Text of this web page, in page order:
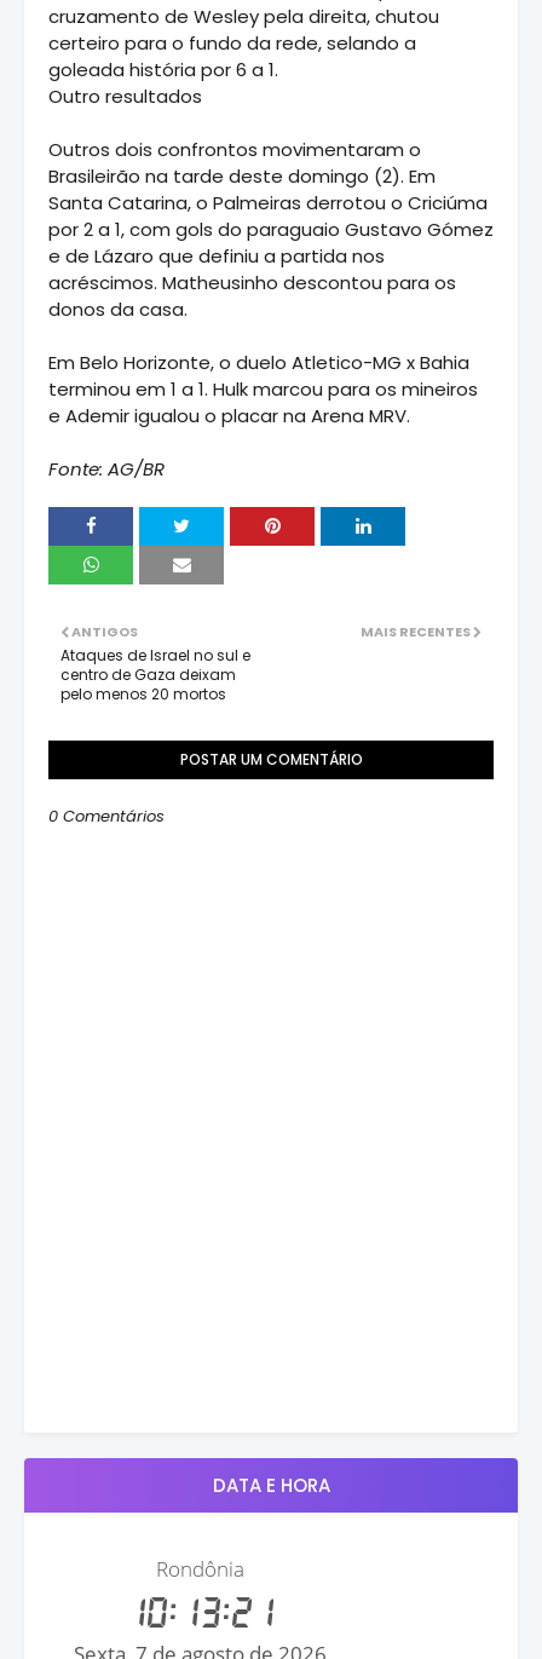
cruzamento de Wesley pela direita, chutou
certeiro para o fundo da rede, selando a
goleada história por 6 a 1.
Outro resultados
Outros dois confrontos movimentaram o
Brasileirão na tarde deste domingo (2). Em
Santa Catarina, o Palmeiras derrotou o Criciúma
por 2 a 1, com gols do paraguaio Gustavo Gómez
e de Lázaro que definiu a partida nos
acréscimos. Matheusinho descontou para os
donos da casa.
Em Belo Horizonte, o duelo Atletico-MG x Bahia
terminou em 1 a 1. Hulk marcou para os mineiros
e Ademir igualou o placar na Arena MRV.
Fonte: AG/BR
MAIS RECENTES
ANTIGOS
Ataques de Israel no sul e
centro de Gaza deixam
pelo menos 20 mortos
POSTAR UM COMENTÁRIO
0 Comentários
DATA E HORA